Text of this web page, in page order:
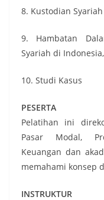
8. Kustodian Syariah
9. Hambatan
Syariah di Indonesia,
10. Studi Kasus
PESERTA
Pelatihan ini
Pasar Modal,
Keuangan dan
memahami konsep
INSTRUKTUR